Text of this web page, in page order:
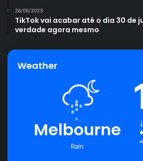
eletrodoméstico
26/05/2023
TikTok vai acabar até o dia 30 de
verdade agora mesmo
Weather
Melbourne
Rain